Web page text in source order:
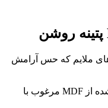
ملایم که حس آرامش
ساخته شده از MDF مرغوب با